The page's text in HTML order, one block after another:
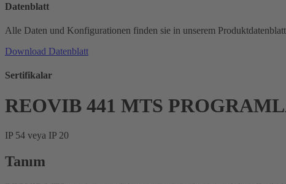
Datenblatt
Alle Daten und Konfigurationen finden sie in unserem
Download Datenblatt
Sertifikalar
REOVIB 441 MTS
IP 54 veya IP 20
Tanım